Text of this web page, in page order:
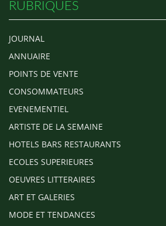
RUBRIQUES
JOURNAL
ANNUAIRE
POINTS DE VENTE
CONSOMMATEURS
EVENEMENTIEL
ARTISTE DE LA SEMAINE
HOTELS BARS RESTAURANTS
ECOLES SUPERIEURES
OEUVRES LITTERAIRES
ART ET GALERIES
MODE ET TENDANCES